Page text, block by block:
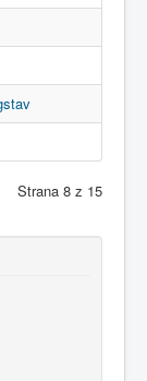
Strana 8 z 15